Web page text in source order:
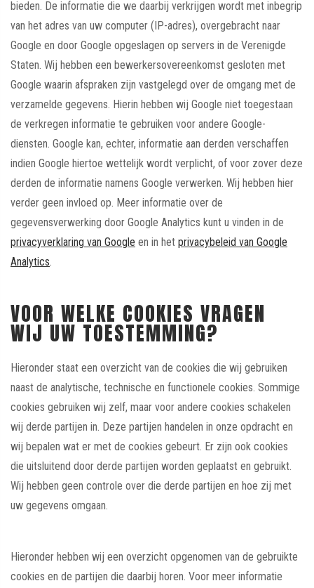
bieden. De informatie die we daarbij verkrijgen wordt met inbegrip
van het adres van uw computer (IP-adres), overgebracht naar
Google en door Google opgeslagen op servers in de Verenigde
Staten. Wij hebben een bewerkersovereenkomst gesloten met
Google waarin afspraken zijn vastgelegd over de omgang met de
verzamelde gegevens. Hierin hebben wij Google niet toegestaan
de verkregen informatie te gebruiken voor andere Google-
diensten. Google kan, echter, informatie aan derden verschaffen
indien Google hiertoe wettelijk wordt verplicht, of voor zover deze
derden de informatie namens Google verwerken. Wij hebben hier
verder geen invloed op. Meer informatie over de
gegevensverwerking door Google Analytics kunt u vinden in de
privacyverklaring van Google en in het privacybeleid van Google
Analytics
VOOR WELKE COOKIES VRAGEN
WIJ UW TOESTEMMING?
Hieronder staat een overzicht van de cookies die wij gebruiken
naast de analytische, technische en functionele cookies. Sommige
cookies gebruiken wij zelf, maar voor andere cookies schakelen
wij derde partijen in. Deze partijen handelen in onze opdracht en
wij bepalen wat er met de cookies gebeurt. Er zijn ook cookies
die uitsluitend door derde partijen worden geplaatst en gebruikt.
Wij hebben geen controle over die derde partijen en hoe zij met
uw gegevens omgaan.
Hieronder hebben wij een overzicht opgenomen van de gebruikte
cookies en de partijen die daarbij horen. Voor meer informatie